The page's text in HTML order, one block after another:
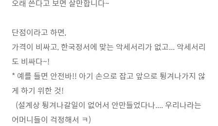
오래 쓴다고 보면 살만합니다~
단점이라고 하면,
가격이 비싸고, 한국정서에 맞는 악세서리가 없고... 악세서리
도 비싸다~!
* 예를 들면 안전바!! 아기 손으로 잡고 앞으로 튕겨나가지 않
게 하기 위한 것!
(설계상 튕겨나갈일이 없어서 안만들었다나.... 우리나라는
어머니들이 걱정해서 ㅋ)